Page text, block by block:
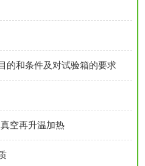
的和条件及对试验箱的要求
空再升温加热